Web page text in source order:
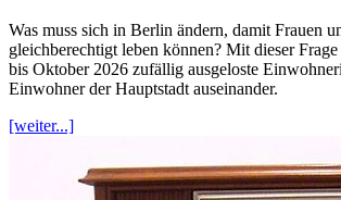
Was muss sich in Berlin ändern, damit Frauen
gleichberechtigt leben können? Mit dieser
bis Oktober 2026 zufällig ausgeloste
Einwohner der Hauptstadt auseinander.
[weiter...]